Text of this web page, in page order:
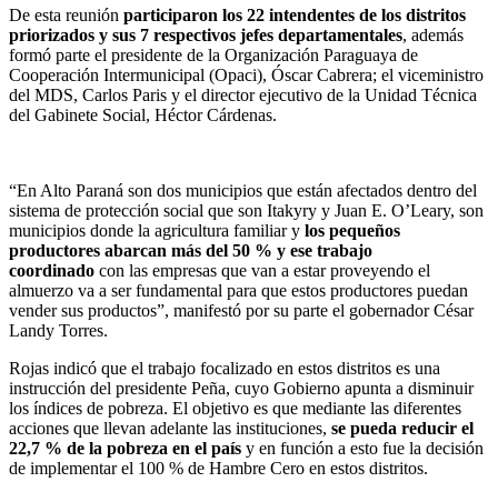
De esta reunión participaron los 22 intendentes de los distritos
priorizados y sus 7 respectivos jefes departamentales, además
formó parte el presidente de la Organización Paraguaya de
Cooperación Intermunicipal (Opaci), Óscar Cabrera; el viceministro
del MDS, Carlos Paris y el director ejecutivo de la Unidad Técnica
del Gabinete Social, Héctor Cárdenas.
“En Alto Paraná son dos municipios que están afectados dentro del
sistema de protección social que son Itakyry y Juan E. O’Leary, son
municipios donde la agricultura familiar y los pequeños
productores abarcan más del 50 % y ese trabajo
coordinado con las empresas que van a estar proveyendo el
almuerzo va a ser fundamental para que estos productores puedan
vender sus productos”, manifestó por su parte el gobernador César
Landy Torres.
Rojas indicó que el trabajo focalizado en estos distritos es una
instrucción del presidente Peña, cuyo Gobierno apunta a disminuir
los índices de pobreza. El objetivo es que mediante las diferentes
acciones que llevan adelante las instituciones, se pueda reducir el
22,7 % de la pobreza en el país y en función a esto fue la decisión
de implementar el 100 % de Hambre Cero en estos distritos.